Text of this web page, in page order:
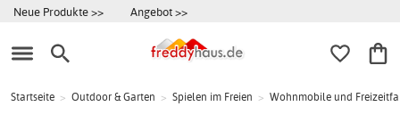
Neue Produkte >> Angebot >>
Startseite > Outdoor & Garten > Spielen im Freien > Wohnmobile und